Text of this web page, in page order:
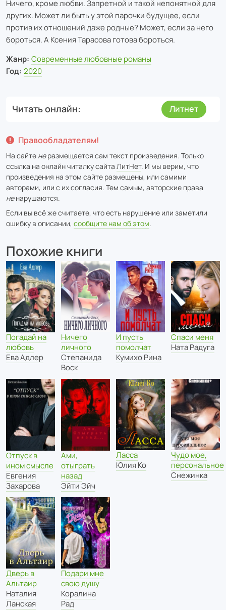
Ничего, кроме любви. Запретной и такой непонятной для
других. Может ли быть у этой парочки будущее, если
против их отношений даже родные? Может, если за него
бороться. А Ксения Тарасова готова бороться.
Жанр: Современные любовные романы
Год: 2020
Читать онлайн Литнет
Правообладателям!
На сайте неразмещается сам текст произведения. Только
ссылка на онлайн читалку сайта ЛитНет. И мы верим, что
произведения на этом сайте размещены, или самими
авторами, или с их согласия. Тем самым, авторские права
ненарушаются.
Если вы всё же считаете, что есть нарушение или заметили
ошибку в описании, сообщите нам об этом.
Похожие книги
Погадай на
любовь
Ева Адлер
Ничего
личного
Степанида
Воск
И пусть
помолчат
Кумихо Рина
Спаси меня
Ната Радуга
Отпуск в
ином смысле
Евгения
Захарова
Ами,
отыграть
назад
Эйти Эйч
Ласса
Юлия Ко
Чудо мое,
персональное
Снежинка
Дверь в
Альтаир
Наталия
Ланская
Подари мне
свою душу
Коралина
Рад